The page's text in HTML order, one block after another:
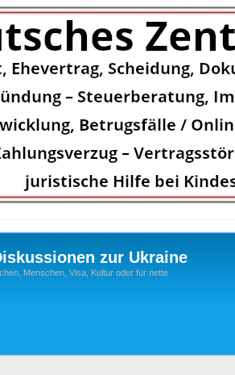
zur Ukraine
Menschen, Visa, Kultur oder für nette